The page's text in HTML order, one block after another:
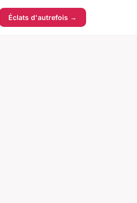
Éclats d'autrefois →